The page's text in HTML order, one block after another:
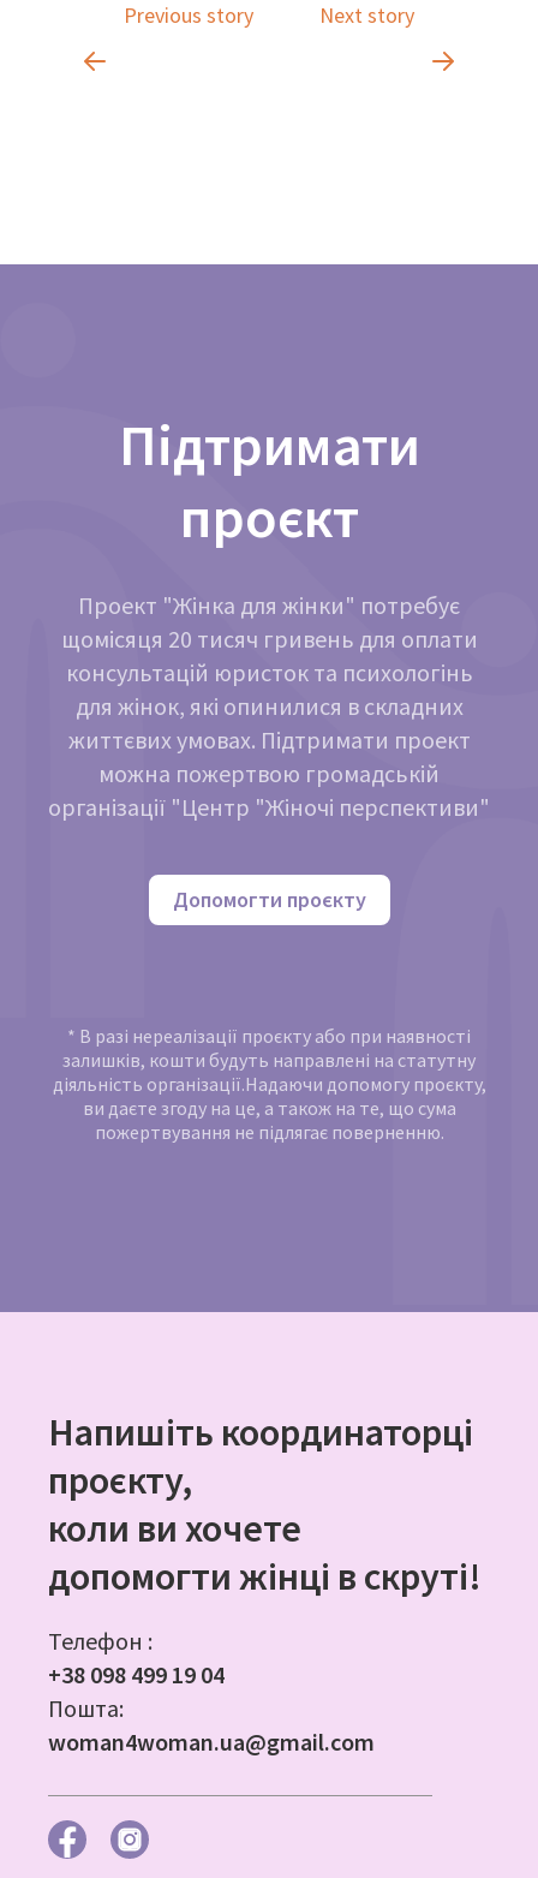
Previous story Next story
Підтримати
проєкт
Проект "Жінка для жінки" потребує
щомісяця 20 тисяч гривень для оплати
консультацій юристок та психологінь
для жінок, які опинилися в складних
життєвих умовах. Підтримати проект
можна пожертвою громадській
організації "Центр "Жіночі перспективи"
Допомогти проєкту
* В разі нереалізації проєкту або при наявності
залишків, кошти будуть направлені на статутну
діяльність організації.Надаючи допомогу проєкту,
ви даєте згоду на це, а також на те, що сума
пожертвування не підлягає поверненню.
Напишіть координаторці
проєкту,
коли ви хочете
допомогти жінці в скруті!
Телефон :
+38 098 499 19 04
Пошта:
woman4woman.ua@gmail.com